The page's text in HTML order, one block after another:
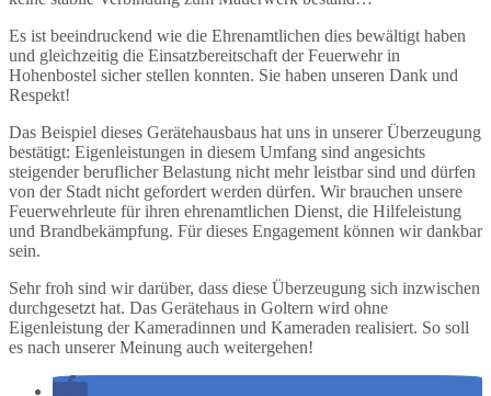
Es ist beeindruckend wie die Ehrenamtlichen dies bewältigt haben
und gleichzeitig die Einsatzbereitschaft der Feuerwehr in
Hohenbostel sicher stellen konnten. Sie haben unseren Dank und
Respekt!
Das Beispiel dieses Gerätehausbaus hat uns in unserer Überzeugung
bestätigt: Eigenleistungen in diesem Umfang sind angesichts
steigender beruflicher Belastung nicht mehr leistbar sind und dürfen
von der Stadt nicht gefordert werden dürfen. Wir brauchen unsere
Feuerwehrleute für ihren ehrenamtlichen Dienst, die Hilfeleistung
und Brandbekämpfung. Für dieses Engagement können wir dankbar
sein.
Sehr froh sind wir darüber, dass diese Überzeugung sich inzwischen
durchgesetzt hat. Das Gerätehaus in Goltern wird ohne
Eigenleistung der Kameradinnen und Kameraden realisiert. So soll
es nach unserer Meinung auch weitergehen!